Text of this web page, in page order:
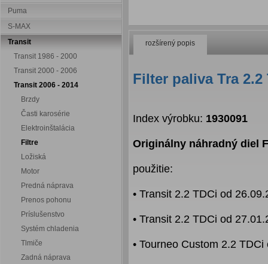
Puma
S-MAX
Transit
Transit 1986 - 2000
Transit 2000 - 2006
Transit 2006 - 2014
Brzdy
Časti karosérie
Elektroinštalácia
Filtre
Ložiská
Motor
Predná náprava
Prenos pohonu
Príslušenstvo
Systém chladenia
Tlmiče
Zadná náprava
rozšírený popis
Filter paliva Tra 2.2
Index výrobku: 1930091
Originálny náhradný diel
použitie:
• Transit 2.2 TDCi od
• Transit 2.2 TDCi od
• Tourneo Custom 2.2